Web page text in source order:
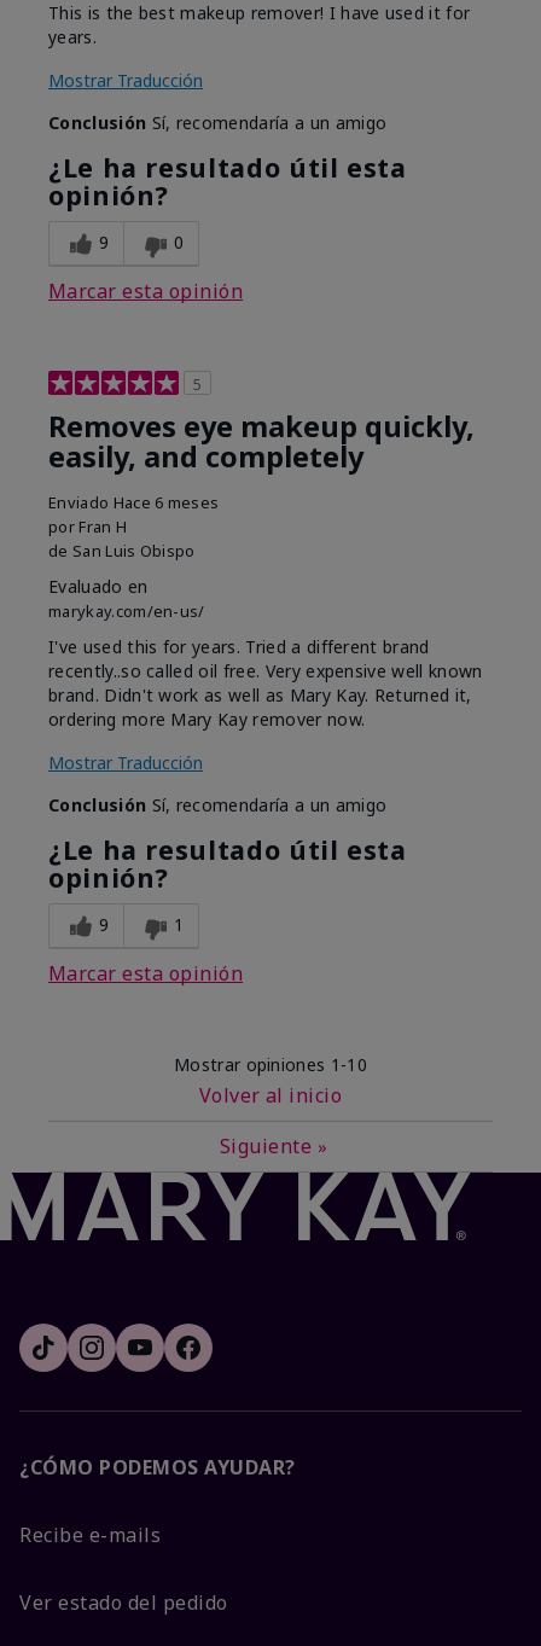
This is the best makeup remover! I have used it for
years.
Mostrar Traducción
Conclusión Sí, recomendaría a un amigo
¿Le ha resultado útil esta
opinión?
9 0
Marcar esta opinión
5
Removes eye makeup quickly,
easily, and completely
Enviado Hace 6 meses
por Fran H
de San Luis Obispo
Evaluado en
marykay.com/en-us/
I've used this for years. Tried a different brand
recently..so called oil free. Very expensive well known
brand. Didn't work as well as Mary Kay. Returned it,
ordering more Mary Kay remover now.
Mostrar Traducción
Conclusión Sí, recomendaría a un amigo
¿Le ha resultado útil esta
opinión?
9 1
Marcar esta opinión
Mostrar opiniones 1-10
Volver al inicio
Siguiente »
¿CÓMO PODEMOS AYUDAR?
Recibe e-mails
Ver estado del pedido